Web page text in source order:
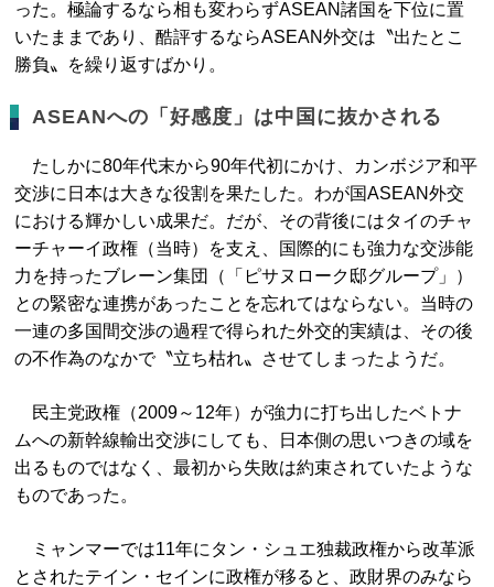
った。極論するなら相も変わらずASEAN諸国を下位に置
いたままであり、酷評するならASEAN外交は〝出たとこ
勝負〟を繰り返すばかり。
ASEANへの「好感度」は中国に抜かされる
たしかに80年代末から90年代初にかけ、カンボジア和平
交渉に日本は大きな役割を果たした。わが国ASEAN外交
における輝かしい成果だ。だが、その背後にはタイのチャ
ーチャーイ政権（当時）を支え、国際的にも強力な交渉能
力を持ったブレーン集団（「ピサヌローク邸グループ」）
との緊密な連携があったことを忘れてはならない。当時の
一連の多国間交渉の過程で得られた外交的実績は、その後
の不作為のなかで〝立ち枯れ〟させてしまったようだ。
民主党政権（2009～12年）が強力に打ち出したベトナ
ムへの新幹線輸出交渉にしても、日本側の思いつきの域を
出るものではなく、最初から失敗は約束されていたような
ものであった。
ミャンマーでは11年にタン・シュエ独裁政権から改革派
とされたテイン・セインに政権が移ると、政財界のみなら